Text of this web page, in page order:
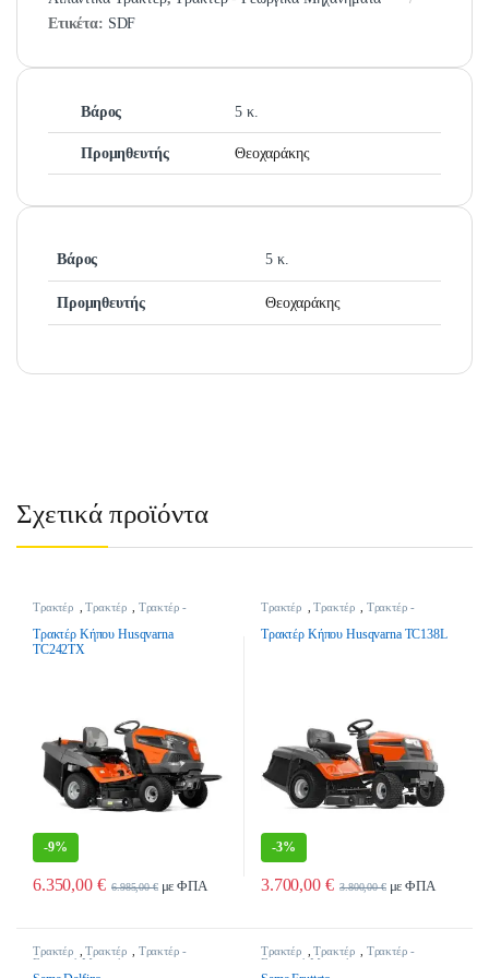
Ετικέτα: SDF
Βάρος 5 κ.
Προμηθευτής Θεοχαράκης
Βάρος 5 κ.
Προμηθευτής Θεοχαράκης
Σχετικά προϊόντα
Τρακτέρ ,Τρακτέρ
Τρακτέρ -
Τρακτέρ Κήπου Husqvarna
TC242TX
-9%
6.350,00 € 6.985,00€με ΦΠΑ
Τρακτέρ ,Τρακτέρ
Τρακτέρ -
Τρακτέρ Κήπου Husqvarna TC138L
-3%
3.700,00 € 3.800,00€με ΦΠΑ
Τρακτέρ ,Τρακτέρ , Τρακτέρ -
Γεωργικά Μηχανήματα
Τρακτέρ ,Τρακτέρ , Τρακτέρ -
Γεωργικά Μηχανήματα